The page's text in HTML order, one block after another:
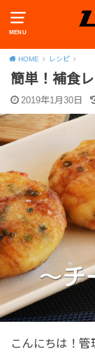
MENU
HOME レシピ
簡単！補食
2019年1月30日
こんにちは！管